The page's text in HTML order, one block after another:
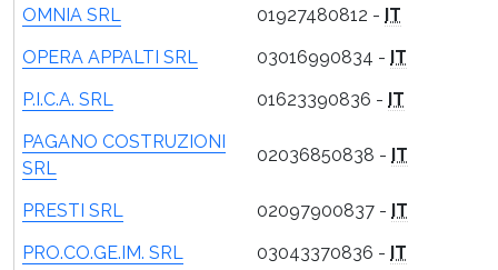
OMNIA SRL 01927480812 - IT
OPERA APPALTI SRL
03016990834 - IT
P.I.C.A. SRL
01623390836 - IT
PAGANO COSTRUZIONI
SRL
02036850838 - IT
PRESTI SRL 02097900837 - IT
PRO.CO.GE.IM. SRL
03043370836 - IT